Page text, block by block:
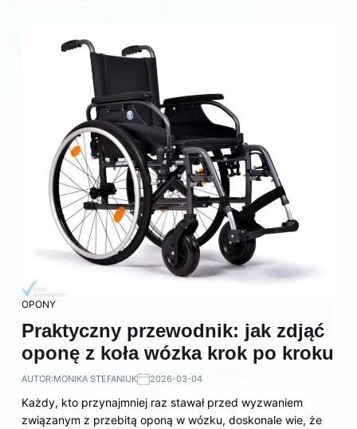
OPONY
Praktyczny przewodnik: jak zdjąć
oponę z koła wózka krok po kroku
AUTOR:MONIKA STEFANIUK 2026-03-04
Każdy, kto przynajmniej raz stawał przed wyzwaniem
związanym z przebitą oponą w wózku, doskonale wie, że